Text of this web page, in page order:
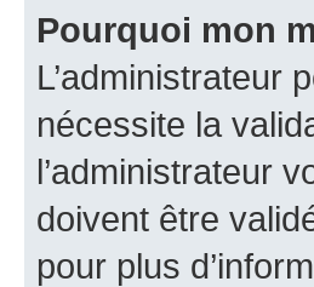
Pourquoi mon
L’administrateur
nécessite la
l’administrateur
doivent être
pour plus